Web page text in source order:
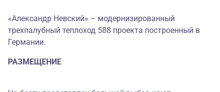
«Александр Невский» – модернизированный
трехпалубный теплоход 588 проекта построенный в
Германии.
РАЗМЕЩЕНИЕ